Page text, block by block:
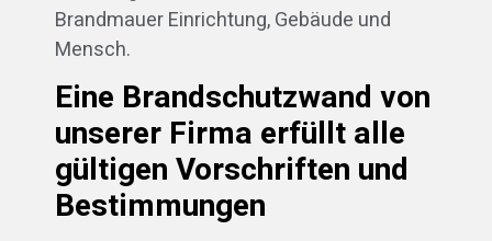
Brandmauer Einrichtung, Gebäude und
Mensch.
Eine Brandschutzwand von
unserer Firma erfüllt alle
gültigen Vorschriften und
Bestimmungen